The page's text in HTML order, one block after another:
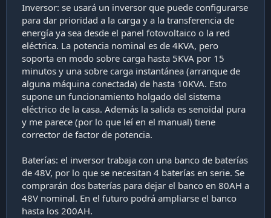
Inversor: se usará un inversor que puede configurarse
para dar prioridad a la carga y a la transferencia de
energía ya sea desde el panel fotovoltaico o la red
eléctrica. La potencia nominal es de 4KVA, pero
soporta en modo sobre carga hasta 5KVA por 15
minutos y una sobre carga instantánea (arranque de
alguna máquina conectada) de hasta 10KVA. Esto
supone un funcionamiento holgado del sistema
eléctrico de la casa. Además la salida es senoidal pura
y me parece (por lo que leí en el manual) tiene
corrector de factor de potencia.
Baterías: el inversor trabaja con una banco de baterías
de 48V, por lo que se necesitan 4 baterías en serie. Se
comprarán dos baterías para dejar el banco en 80AH a
48V nominal. En el futuro podrá ampliarse el banco
hasta los 200AH.